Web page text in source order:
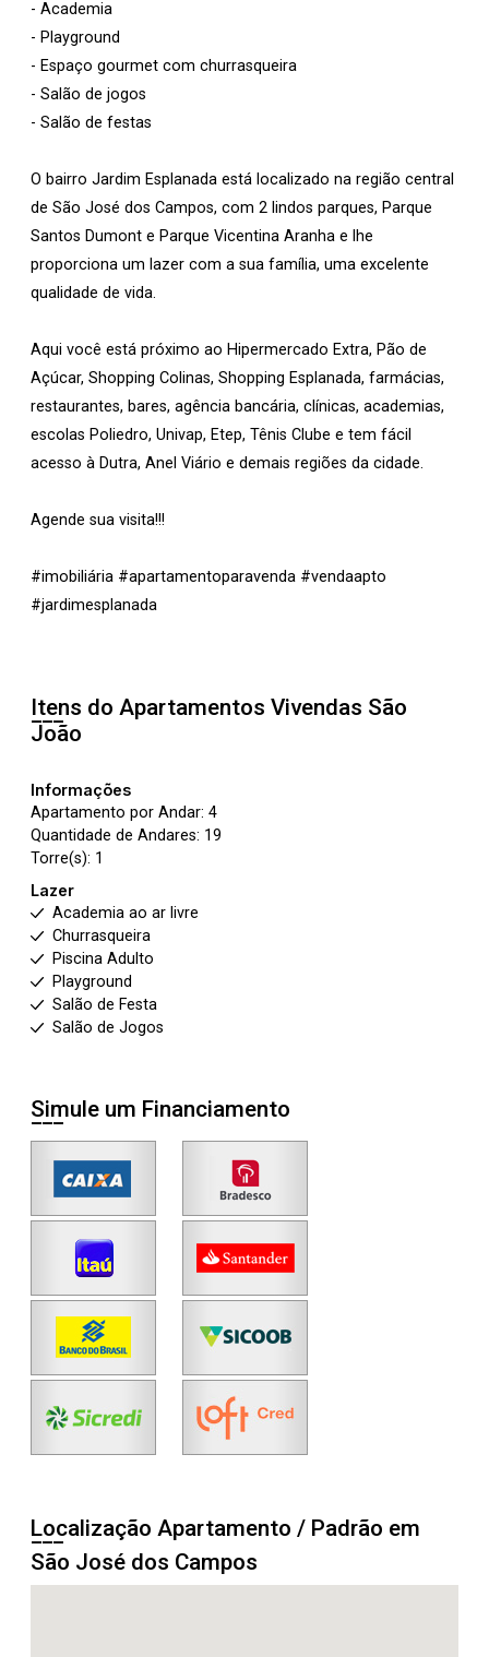
- Academia
- Playground
- Espaço gourmet com churrasqueira
- Salão de jogos
- Salão de festas
O bairro Jardim Esplanada está localizado na região central
de São José dos Campos, com 2 lindos parques, Parque
Santos Dumont e Parque Vicentina Aranha e lhe
proporciona um lazer com a sua família, uma excelente
qualidade de vida.
Aqui você está próximo ao Hipermercado Extra, Pão de
Açúcar, Shopping Colinas, Shopping Esplanada, farmácias,
restaurantes, bares, agência bancária, clínicas, academias,
escolas Poliedro, Univap, Etep, Tênis Clube e tem fácil
acesso à Dutra, Anel Viário e demais regiões da cidade.
Agende sua visita!!!
#imobiliária #apartamentoparavenda #vendaapto
#jardimesplanada
Itens do Apartamentos Vivendas São
João
Informações
Apartamento por Andar: 4
Quantidade de Andares: 19
Torre(s): 1
Lazer
Academia ao ar livre
Churrasqueira
Piscina Adulto
Playground
Salão de Festa
Salão de Jogos
Simule um Financiamento
Localização Apartamento / Padrão em
São José dos Campos